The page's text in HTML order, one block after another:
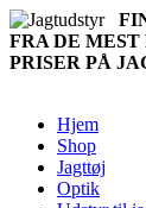
FRA DE
PRISER PÅ
Hjem
Shop
Jagttøj
Optik